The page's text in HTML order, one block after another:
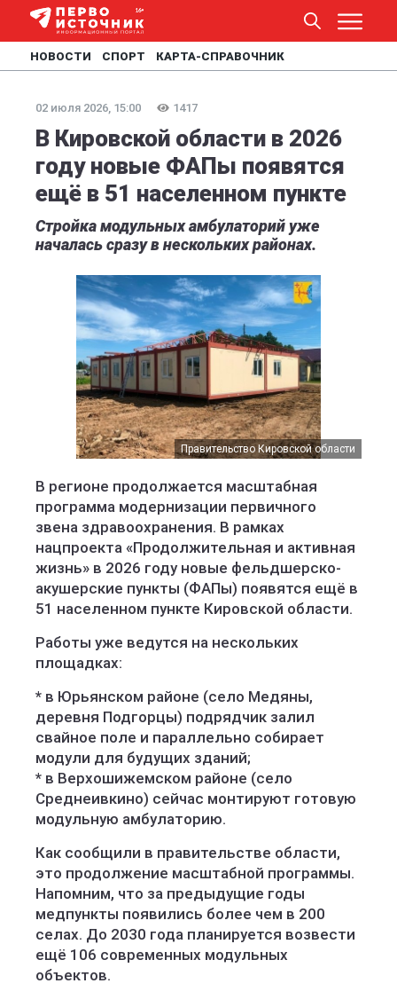
НОВОСТИ СПОРТ КАРТА-СПРАВОЧНИК
02 июля 2026, 15:00 1417
В Кировской области в 2026
году новые ФАПы появятся
ещё в 51 населенном пункте
Стройка модульных амбулаторий уже
началась сразу в нескольких районах.
Правительство Кировской области
В регионе продолжается масштабная
программа модернизации первичного
звена здравоохранения. В рамках
нацпроекта «Продолжительная и активная
жизнь» в 2026 году новые фельдшерско-
акушерские пункты (ФАПы) появятся ещё в
51 населенном пункте Кировской области.
Работы уже ведутся на нескольких
площадках:
* в Юрьянском районе (село Медяны,
деревня Подгорцы) подрядчик залил
свайное поле и параллельно собирает
модули для будущих зданий;
* в Верхошижемском районе (село
Среднеивкино) сейчас монтируют готовую
модульную амбулаторию.
Как сообщили в правительстве области,
это продолжение масштабной программы.
Напомним, что за предыдущие годы
медпункты появились более чем в 200
селах. До 2030 года планируется возвести
ещё 106 современных модульных
объектов.